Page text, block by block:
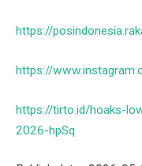
https://
https://
https://tirto.id/hoaks-
2026-hpSq